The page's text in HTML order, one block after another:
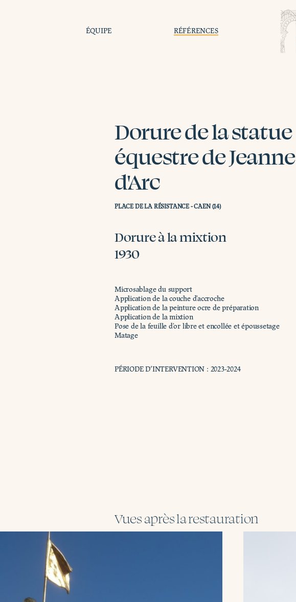
ÉQUIPE RÉFÉRENCES
Dorure de la statue
équestre de Jeanne
d'Arc
PLACE DE LA RÉSISTANCE - CAEN (14)
Dorure à la mixtion
1930
Microsablage du support
Application de la couche d'accroche
Application de la peinture ocre de préparation
Application de la mixtion
Pose de la feuille d'or libre et encollée et époussetage
Matage
PÉRIODE D’INTERVENTION : 2023-2024
Vues après la restauration